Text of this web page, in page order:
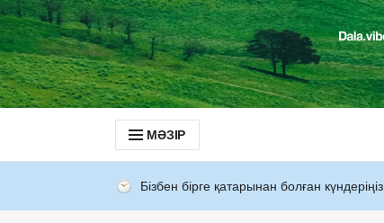
МӘЗІР
Бізбен бірге қатарынан болған күндеріңіз